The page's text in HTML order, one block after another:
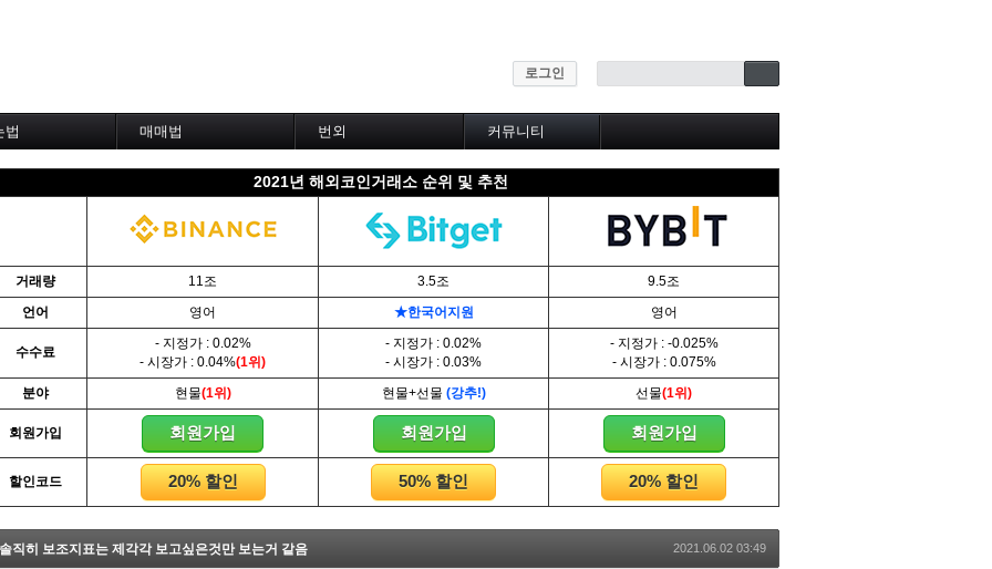
로그인
법
차트설정
트설정
딩뷰
워치
거래창
점
로스
매매법
3. 골든크로스 매매법
5. MACD 매매법
6. RSI 매매법
7. 볼린저밴드 매매법
8. 피보나치 매매법
9. 거래량 매매법
10. 사께다전법
11. 엘리어트 매매법
12. 쌍바닥,쌍봉 매매법
13. 지지 & 저항 매매법
14. 일목균형표 매매법
15. DMI 매매법
번외
선물수수료 비교
코인백서모음
코인용어정리
TradingView
Investing.com
De-Fi - 디파이
NFT - 대체불가토큰
※ 프로그램 자동매매
※ 로보어드바이저
※ 코인 애널리틱스
인플루언서 트위터
암호화폐 지갑
가상화폐 채굴
커뮤니티
자유게시판
BEST게시판
추천패널
2021년 해외코인거래소 순위 및 추천
거래량 11조 3.5조
9.5조
언어
영어 ★한국어지원 영어
수수료
- 지정가 : 0.02%
- 시장가 : 0.04%(1위)
- 지정가 : 0.02%
- 시장가 : 0.03%
- 지정가 : -0.025%
- 시장가 : 0.075%
분야
현물(1위) 현물+선물 (강추!) 선물(1위)
회원가입 회원가입 회원가입 회원가입
할인코드 20% 할인 50% 할인 20% 할인
솔직히 보조지표는 제각각 보고싶은것만 보는거 같음 2021.06.02 03:49